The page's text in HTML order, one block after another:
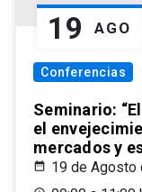
19 AGO
Conferencias
Seminario:
el
mercados y
19 de Agosto